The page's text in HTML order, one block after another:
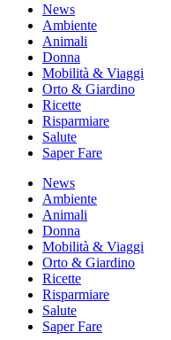
News
Ambiente
Animali
Donna
Mobilità & Viaggi
Orto & Giardino
Ricette
Risparmiare
Salute
Saper Fare
News
Ambiente
Animali
Donna
Mobilità & Viaggi
Orto & Giardino
Ricette
Risparmiare
Salute
Saper Fare